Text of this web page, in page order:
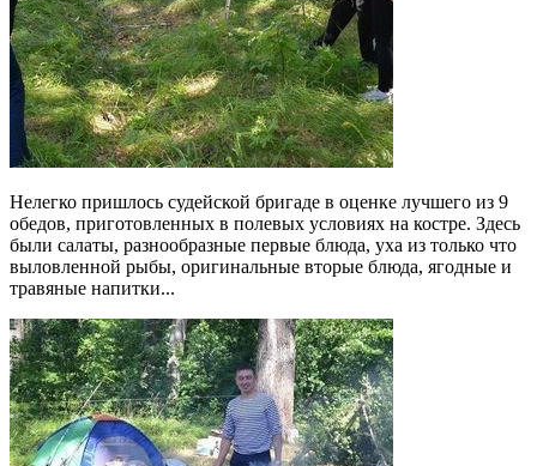
Нелегко пришлось судейской бригаде в оценке лучшего из 9
обедов, приготовленных в полевых условиях на костре. Здесь
были салаты, разнообразные первые блюда, уха из только что
выловленной рыбы, оригинальные вторые блюда, ягодные и
травяные напитки...